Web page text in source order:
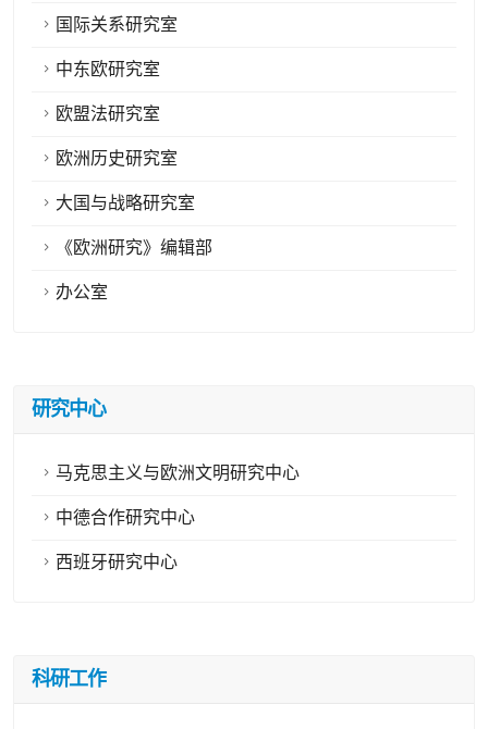
国际关系研究室
中东欧研究室
欧盟法研究室
欧洲历史研究室
大国与战略研究室
《欧洲研究》编辑部
办公室
研究中心
马克思主义与欧洲文明研究中心
中德合作研究中心
西班牙研究中心
科研工作